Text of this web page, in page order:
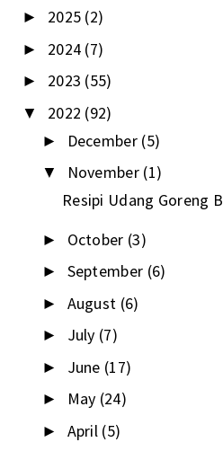
► 2025 (2)
► 2024 (7)
► 2023 (55)
▼ 2022 (92)
► December (5)
▼ November (1)
Resipi Udang Goreng
► October (3)
► September (6)
► August (6)
► July (7)
► June (17)
► May (24)
► April (5)